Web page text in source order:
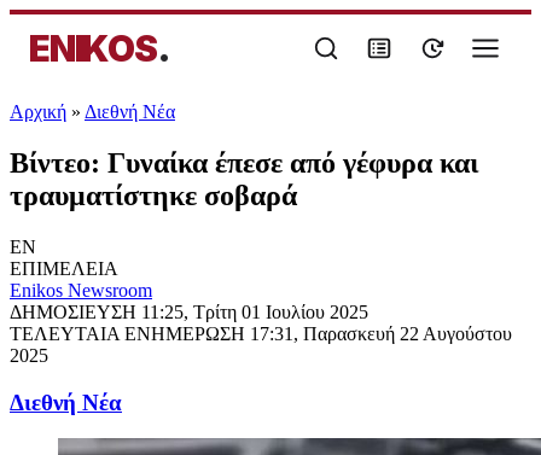
ENIKOS.
Αρχική » Διεθνή Νέα
Βίντεο: Γυναίκα έπεσε από γέφυρα και
τραυματίστηκε σοβαρά
EN
ΕΠΙΜΕΛΕΙΑ
Enikos Newsroom
ΔΗΜΟΣΙΕΥΣΗ 11:25, Τρίτη 01 Ιουλίου 2025
ΤΕΛΕΥΤΑΙΑ ΕΝΗΜΕΡΩΣΗ 17:31, Παρασκευή 22 Αυγούστου
2025
Διεθνή Νέα